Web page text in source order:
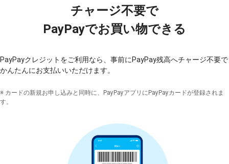
チャージ不要で
PayPayでお買い物できる
PayPayクレジットをご利用なら、事前にPayPay残高へチャージ不要で
かんたんにお支払いいただけます。
※ カードの新規お申し込みと同時に、PayPayアプリに PayPayカードが登録されま
す。